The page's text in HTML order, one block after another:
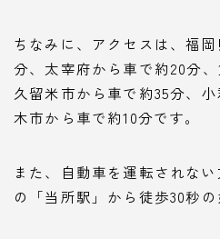
ちなみに、アクセスは、福
分、太宰府から車で約20分、
久留米市から車で約35分、
木市から車で約10分です。
また、自動車を運転されな
の「当所駅」から徒歩30秒の